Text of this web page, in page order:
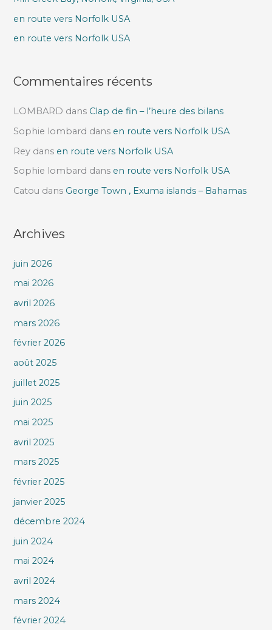
e
en route vers Norfolk USA
en route vers Norfolk USA
Commentaires récents
LOMBARD dans Clap de fin – l’heure des bilans
Sophie lombard dans en route vers Norfolk USA
Rey dans en route vers Norfolk USA
Sophie lombard dans en route vers Norfolk USA
Catou dans George Town , Exuma islands – Bahamas
Archives
juin 2026
mai 2026
avril 2026
mars 2026
février 2026
août 2025
juillet 2025
juin 2025
mai 2025
avril 2025
mars 2025
février 2025
janvier 2025
décembre 2024
juin 2024
mai 2024
avril 2024
mars 2024
février 2024